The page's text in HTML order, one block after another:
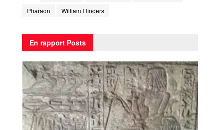
Pharaon
William Flinders
En rapport Posts